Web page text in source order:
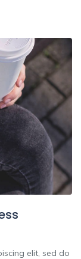
elit, sed do